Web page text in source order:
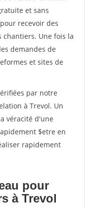
et sans
recevoir des
chantiers. Une fois la
demandes de
et sites de
par notre
à Trevol. Un
véracité d'une
$etre en
rapidement
pour
à Trevol